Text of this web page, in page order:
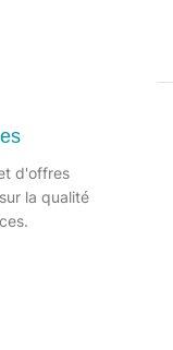
d'offres
la qualité